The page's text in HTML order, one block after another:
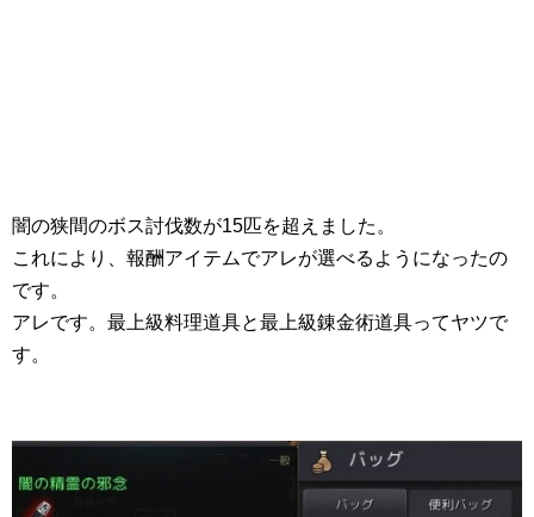
闇の狭間のボス討伐数が15匹を超えました。
これにより、報酬アイテムでアレが選べるようになったの
です。
アレです。最上級料理道具と最上級錬金術道具ってヤツで
す。